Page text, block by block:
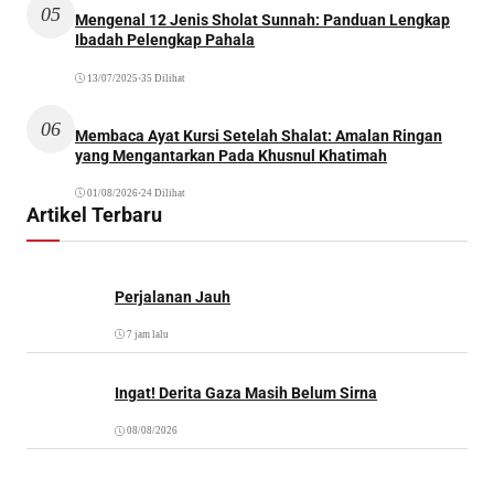
05
Mengenal 12 Jenis Sholat Sunnah: Panduan Lengkap
Ibadah Pelengkap Pahala
13/07/2025 •35 Dilihat
06
Membaca Ayat Kursi Setelah Shalat: Amalan Ringan
yang Mengantarkan Pada Khusnul Khatimah
01/08/2026•24 Dilihat
Artikel Terbaru
Perjalanan Jauh
7 jam lalu
Ingat! Derita Gaza Masih Belum Sirna
08/08/2026